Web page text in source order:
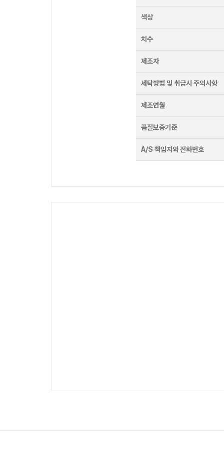
색상
치수
제조자
세탁방법 및 취급시 주의사항
제조연월
품질보증기준
A/S 책임자와 전화번호